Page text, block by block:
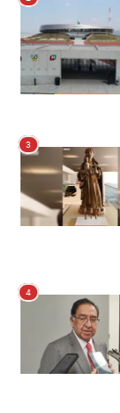
3
4